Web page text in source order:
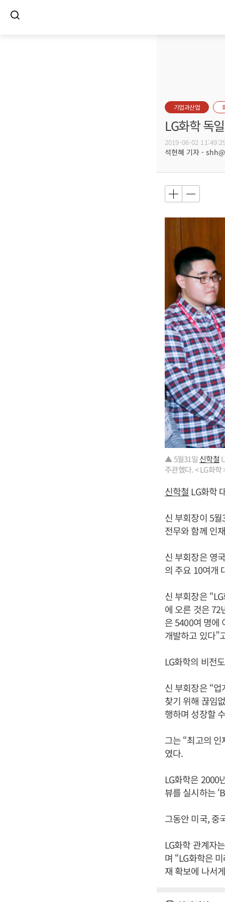
기업과산업
LG화학 독
2019-06-02
석현혜 기자 -
▲ 5월31일 신학철
주관했다. < LG화학
신학철 LG화학
신 부회장이 5
전무와 함께 인
신 부회장은 영
의 주요 10여개
신 부회장은
에 오른 것은 72
은 5400여 명에
개발하고 있다”
LG화학의 비전
신 부회장은 “
찾기 위해 끊임
행하며 성장할
그는 “최고의
였다.
LG화학은 2000
뷰를 실시하는
그동안 미국, 중
LG화학 관계자
며 “LG화학은
재 확보에 나서